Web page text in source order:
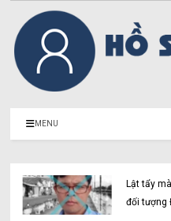
MENU
Lật tẩy
đối tượng